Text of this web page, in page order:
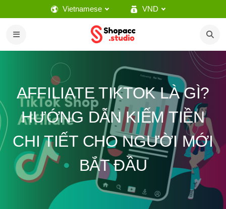
Vietnamese VND
AFFILIATE TIKTOK LÀ GÌ?
HƯỚNG DẪN KIẾM TIỀN
CHI TIẾT CHO NGƯỜI MỚI
BẮT ĐẦU